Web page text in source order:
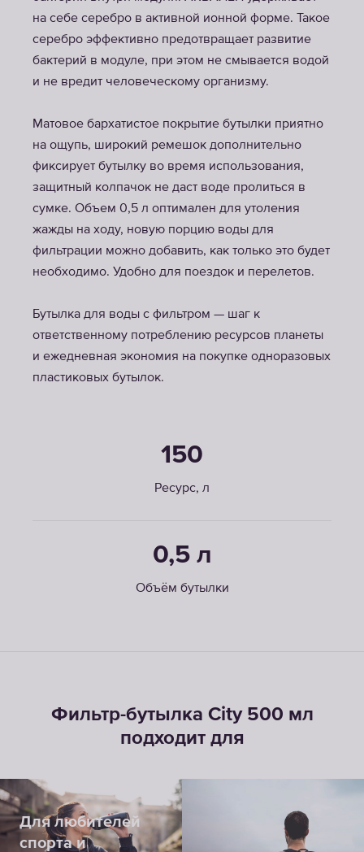
на себе серебро в активной ионной форме. Такое
серебро эффективно предотвращает развитие
бактерий в модуле, при этом не смывается водой
и не вредит человеческому организму.
Матовое бархатистое покрытие бутылки приятно
на ощупь, широкий ремешок дополнительно
фиксирует бутылку во время использования,
защитный колпачок не даст воде пролиться в
сумке. Объем 0,5 л оптимален для утоления
жажды на ходу, новую порцию воды для
фильтрации можно добавить, как только это будет
необходимо. Удобно для поездок и перелетов.
Бутылка для воды с фильтром — шаг к
ответственному потреблению ресурсов планеты
и ежедневная экономия на покупке одноразовых
пластиковых бутылок.
150
Ресурс, л
0,5 л
Объём бутылки
Фильтр-бутылка City 500 мл
подходит для
Для любителей
спорта и